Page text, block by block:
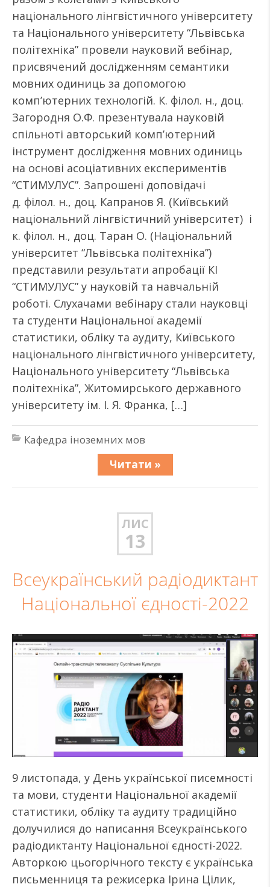
національного лінгвістичного університету
та Національного університету “Львівська
політехніка” провели науковий вебінар,
присвячений дослідженням семантики
мовних одиниць за допомогою
комп’ютерних технологій. К. філол. н., доц.
Загородня О.Ф. презентувала науковій
спільноті авторський комп’ютерний
інструмент дослідження мовних одиниць
на основі асоціативних експериментів
“СТИМУЛУС”. Запрошені доповідачі
д. філол. н., доц. Капранов Я. (Київський
національний лінгвістичний університет) і
к. філол. н., доц. Таран О. (Національний
університет “Львівська політехніка”)
представили результати апробації КІ
“СТИМУЛУС” у науковій та навчальній
роботі. Слухачами вебінару стали науковці
та студенти Національної академії
статистики, обліку та аудиту, Київського
національного лінгвістичного університету,
Національного університету “Львівська
політехніка”, Житомирського державного
університету ім. І. Я. Франка, […]
Кафедра іноземних мов
Читати »
ЛИС
13
Всеукраїнський радіодиктант
Національної єдності-2022
9 листопада, у День української писемності
та мови, студенти Національної академії
статистики, обліку та аудиту традиційно
долучилися до написання Всеукраїнського
радіодиктанту Національної єдності-2022.
Авторкою цьогорічного тексту є українська
письменниця та режисерка Ірина Цілик,